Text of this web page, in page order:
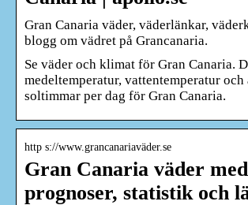
Gran Canaria väder, väderlänkar,
blogg om vädret på Grancanaria.
Se väder och klimat för Gran Canaria.
medeltemperatur, vattentemperatur och
soltimmar per dag för Gran Canaria.
http s://www.grancanariaväder.se
Gran Canaria väder med
prognoser, statistik och